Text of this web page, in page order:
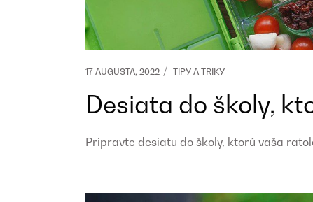
17 AUGUSTA, 2022 TIPY A TRIKY
Desiata do školy,
Pripravte desiatu do školy, ktorú vaša